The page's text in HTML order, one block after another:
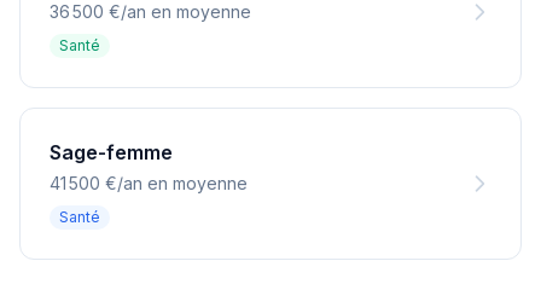
36 500 €/an en moyenne
Santé
Sage-femme
41 500 €/an en moyenne
Santé